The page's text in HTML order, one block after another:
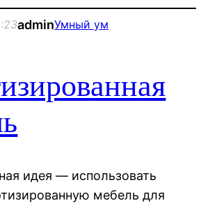
adminУмный ум
идея — использовать
мебель для